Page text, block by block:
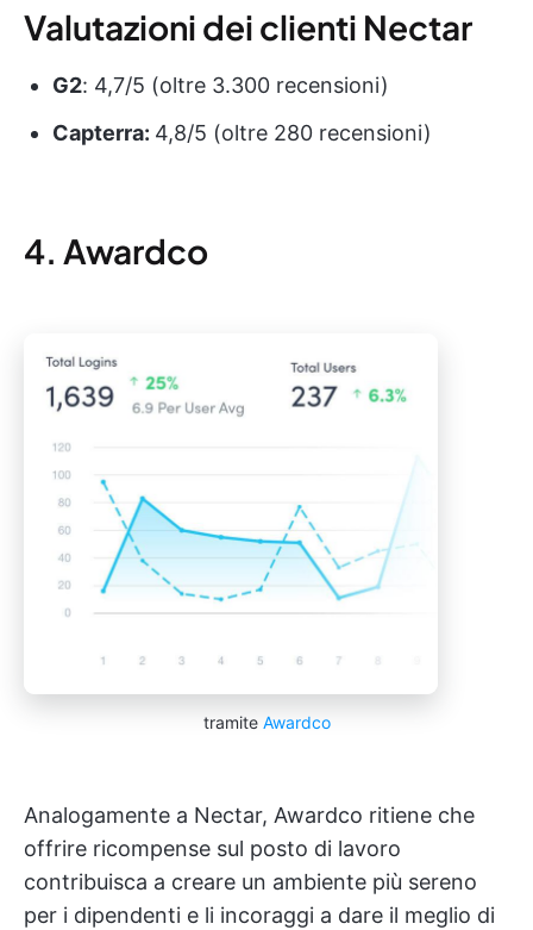
Valutazioni dei clienti Nectar
G2: 4,7/5 (oltre 3.300 recensioni)
Capterra: 4,8/5 (oltre 280 recensioni)
4. Awardco
tramite Awardco
Analogamente a Nectar, Awardco ritiene che
offrire ricompense sul posto di lavoro
contribuisca a creare un ambiente più sereno
per i dipendenti e li incoraggi a dare il meglio di